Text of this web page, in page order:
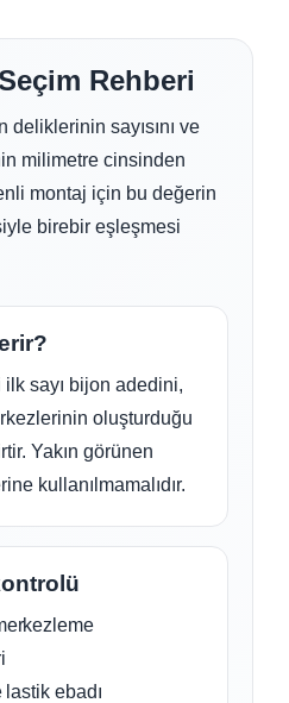
Rehberi
sayısını ve
milimetre cinsinden
montaj için bu değerin
birebir eşleşmesi
sayı bijon adedini,
oluşturduğu
Yakın görünen
kullanılmamalıdır.
ebadı